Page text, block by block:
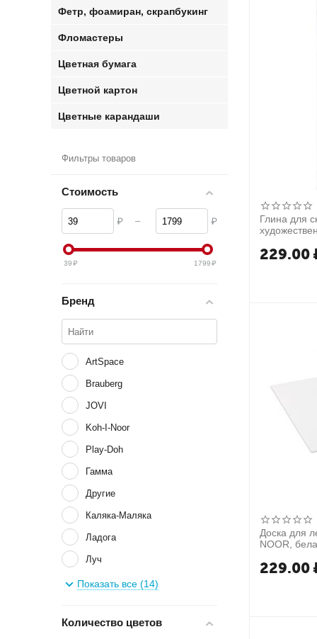
Глина для
пакет
229.00
Доска для
NOOR,
229.00
Фетр, фоамиран, скрапбукинг
Фломастеры
Цветная бумага
Цветной картон
Цветные карандаши
Фильтры товаров
Стоимость
₽ – ₽
39₽ 1799₽
Бренд
ArtSpace
Brauberg
JOVI
Koh-I-Noor
Play-Doh
Гамма
Другие
Каляка-Маляка
Ладога
Луч
Мульти-Пульти
Стамм
Показать все (14)
Количество цветов